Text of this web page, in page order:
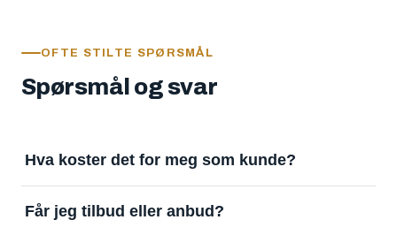
OFTE STILTE SPØRSMÅL
Spørsmål og svar
Hva koster det for meg som kunde?
å motta svar. Tjenesten finansieres av
Får jeg tilbud eller anbud?